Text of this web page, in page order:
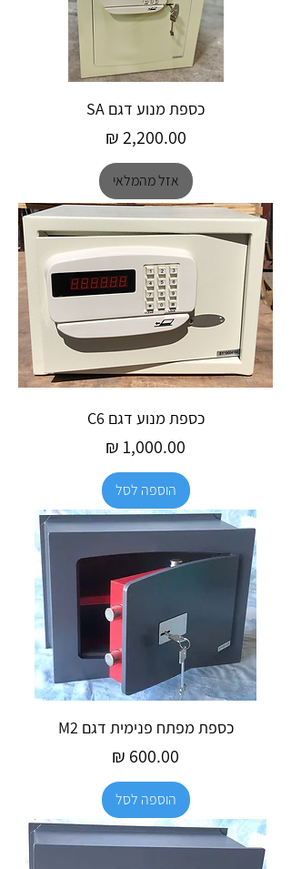
כספת מנוע דגם SA
מחיר
אזל מהמלאי
כספת מנוע דגם C6
מחיר
הוספה לסל
כספת מפתח פנימית דגם M2
מחיר
הוספה לסל